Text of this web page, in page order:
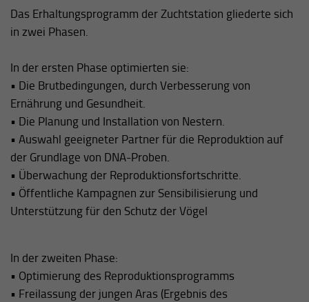
Das Erhaltungsprogramm der Zuchtstation gliederte sich
in zwei Phasen.
In der ersten Phase optimierten sie:
• Die Brutbedingungen, durch Verbesserung von
Ernährung und Gesundheit.
• Die Planung und Installation von Nestern.
• Auswahl geeigneter Partner für die Reproduktion auf
der Grundlage von DNA-Proben.
• Überwachung der Reproduktionsfortschritte.
• Öffentliche Kampagnen zur Sensibilisierung und
Unterstützung für den Schutz der Vögel
In der zweiten Phase:
• Optimierung des Reproduktionsprogramms
• Freilassung der jungen Aras (Ergebnis des